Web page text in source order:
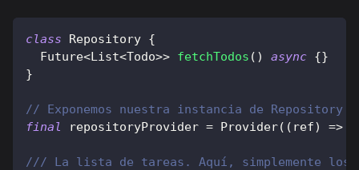
class Repository {
Future<List<Todo>> fetchTodos ( ) async {}
}
// Exponemos nuestra instancia de Repository
final
repositoryProvider = Provider( ( ref) =>
/// La lista de tareas. Aquí, simplemente los